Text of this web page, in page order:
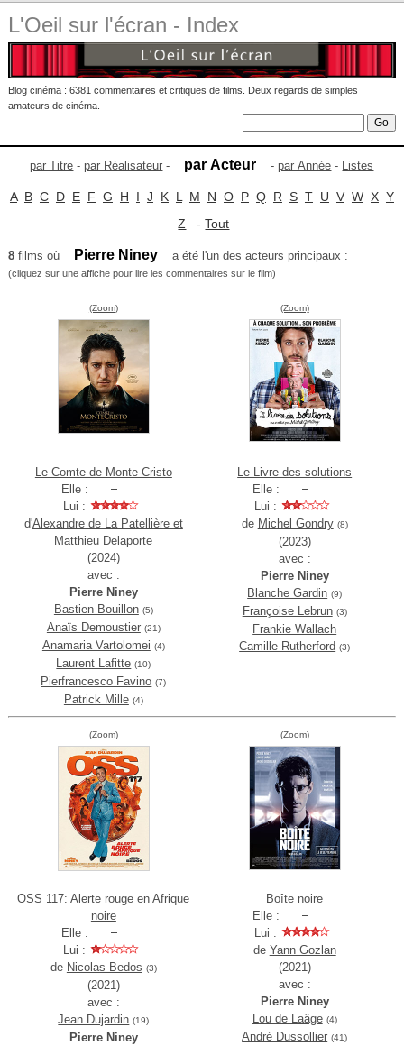
L'Oeil sur l'écran - Index
Blog cinéma : 6381 commentaires et critiques de films. Deux regards de simples
amateurs de cinéma.
par Titre -par Réalisateur - par Acteur -par Année - Listes
A B C D E F G H I J K L M N O P Q R S T U V W X Y
Z -Tout
8films où Pierre Niney a été l'un des acteurs principaux :
(cliquez sur une affiche pour lire les commentaires sur le film)
(Zoom)
Le Comte de Monte-Cristo
Elle :
Lui :
d'Alexandre de La Patellière et
Matthieu Delaporte
(2024)
avec :
Pierre Niney
Bastien Bouillon (5)
Anaïs Demoustier (21)
Anamaria Vartolomei (4)
Laurent Lafitte (10)
Pierfrancesco Favino (7)
Patrick Mille (4)
(Zoom)
Le Livre des solutions
Elle :
Lui :
de Michel Gondry (8)
(2023)
avec :
Pierre Niney
Blanche Gardin (9)
Françoise Lebrun (3)
Frankie Wallach
Camille Rutherford (3)
(Zoom)
OSS 117: Alerte rouge en Afrique
noire
Elle :
Lui :
de Nicolas Bedos (3)
(2021)
avec :
Jean Dujardin (19)
Pierre Niney
(Zoom)
Boîte noire
Elle :
Lui :
de Yann Gozlan
(2021)
avec :
Pierre Niney
Lou de Laâge (4)
André Dussollier (41)